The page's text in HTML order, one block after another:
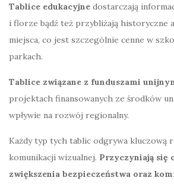
Tablice edukacyjne dostarczają
i florze bądź też przybliżają historyczne
miejsca, co jest szczególnie cenne w
parkach.
Tablice związane z funduszami
projektach finansowanych ze środków
wpływie na rozwój regionalny.
Każdy typ tych tablic odgrywa kluczową
komunikacji wizualnej. Przyczyniają się
zwiększenia bezpieczeństwa oraz